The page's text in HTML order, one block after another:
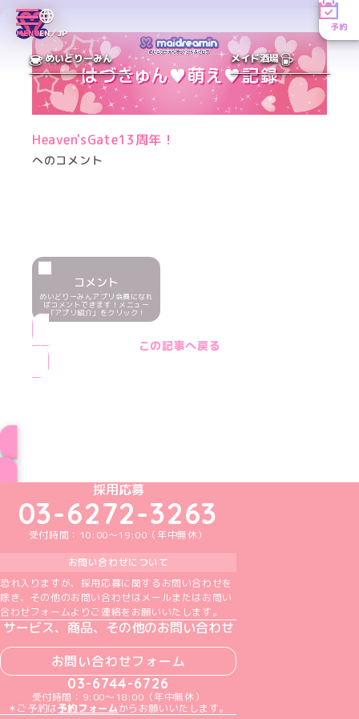
MENUEN／JP
予約
めいどりーみん メイド酒場
Heaven'sGate13周年！
へのコメント
コメント
めいどりーみんアプリ会員になれ
ばコメントできます！メニュー
「アプリ紹介」をクリック！
この記事へ戻る
めいどりーみんTikTok公式アカウント
めいどりーみんX公式アカウント
めいどりーみんInstagram公式アカウント
めいどりーみんFacebook公式アカウン
めいどりーみんYouTube公式アカ
採用応募
03-6272-3263
受付時間：10:00～19:00（年中無休）
お問い合わせについて
恐れ入りますが、採用応募に関するお問い合わせを
除き、その他のお問い合わせはメールまたはお問い
合わせフォームよりご連絡をお願いいたします。
サービス、商品、その他のお問い合わせ
お問い合わせフォーム
03-6744-6726
受付時間：9:00～18:00（年中無休）
＊ご予約は予約フォームからお願いいたします。